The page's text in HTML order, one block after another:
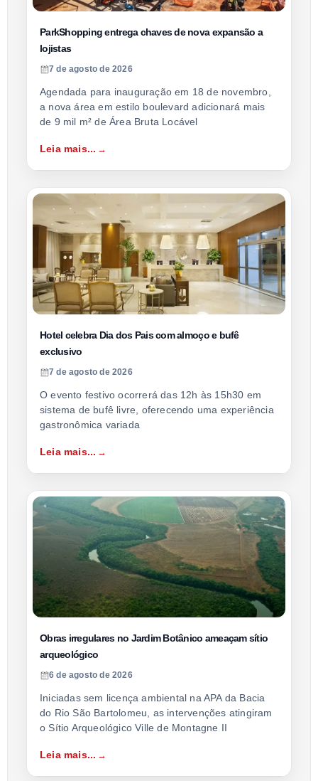
ParkShopping entrega chaves de nova expansão a
lojistas
7 de agosto de 2026
Agendada para inauguração em 18 de novembro,
a nova área em estilo boulevard adicionará mais
de 9 mil m² de Área Bruta Locável
Leia mais...
Hotel celebra Dia dos Pais com almoço e bufê
exclusivo
7 de agosto de 2026
O evento festivo ocorrerá das 12h às 15h30 em
sistema de bufê livre, oferecendo uma experiência
gastronômica variada
Leia mais...
Obras irregulares no Jardim Botânico ameaçam sítio
arqueológico
6 de agosto de 2026
Iniciadas sem licença ambiental na APA da Bacia
do Rio São Bartolomeu, as intervenções atingiram
o Sítio Arqueológico Ville de Montagne II
Leia mais...